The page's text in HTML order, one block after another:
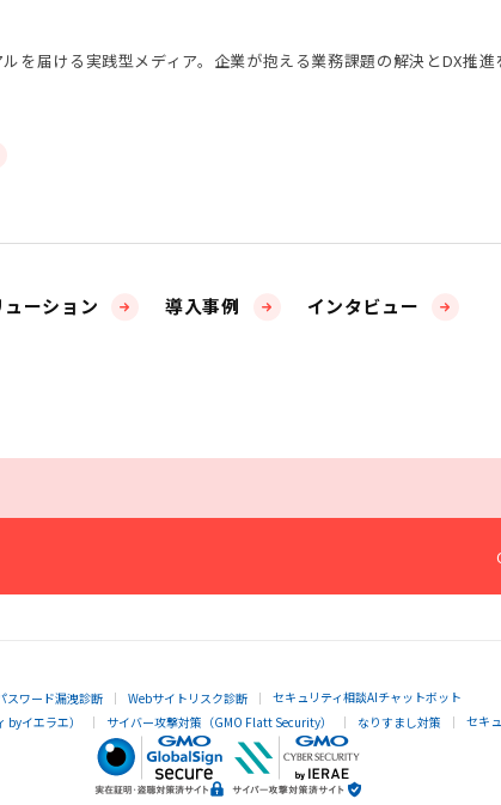
を届ける実践型メディア。企業が抱える業務課題の解決とDX推進
ューション 導入事例 インタビュー
スワード漏洩診断 Webサイトリスク診断
セキュリティ相談AIチャットボット
イエラエ） サイバー攻撃対策（GMO Flatt Security） なりすまし対策 セキ